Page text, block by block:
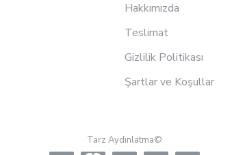
Hakkımızda
Teslimat
Gizlilik Politikası
Şartlar ve Koşullar
Tarz Aydınlatma©